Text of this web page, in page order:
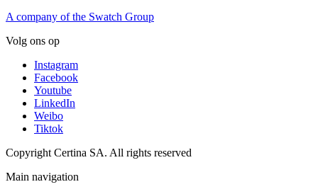
A company of the Swatch Group
Volg ons op
Instagram
Facebook
Youtube
LinkedIn
Weibo
Tiktok
Copyright Certina SA. All rights reserved
Main navigation